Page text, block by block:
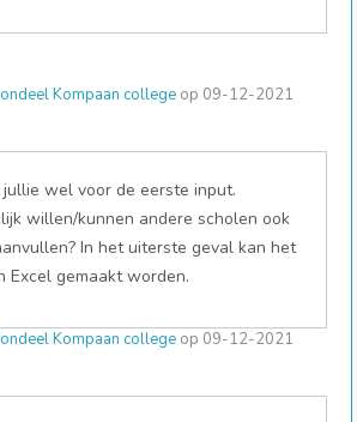
Kompaan college op 09-12-2021
jullie wel voor de eerste input.
willen/kunnen andere scholen ook
In het uiterste geval kan het
Excel gemaakt worden.
Kompaan college op 09-12-2021